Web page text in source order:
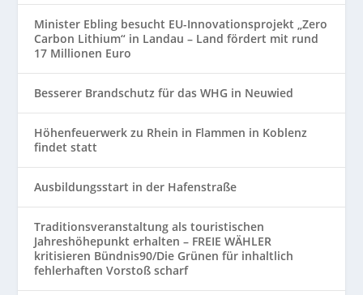
Minister Ebling besucht EU-Innovationsprojekt „Zero
Carbon Lithium“ in Landau – Land fördert mit rund
17 Millionen Euro
Besserer Brandschutz für das WHG in Neuwied
Höhenfeuerwerk zu Rhein in Flammen in Koblenz
findet statt
Ausbildungsstart in der Hafenstraße
Traditionsveranstaltung als touristischen
Jahreshöhepunkt erhalten – FREIE WÄHLER
kritisieren Bündnis90/Die Grünen für inhaltlich
fehlerhaften Vorstoß scharf